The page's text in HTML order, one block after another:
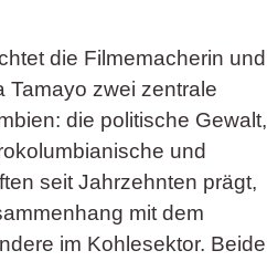
die Filmemacherin und
Tamayo zwei zentrale
die politische Gewalt,
und
seit Jahrzehnten prägt,
mit dem
im Kohlesektor. Beide